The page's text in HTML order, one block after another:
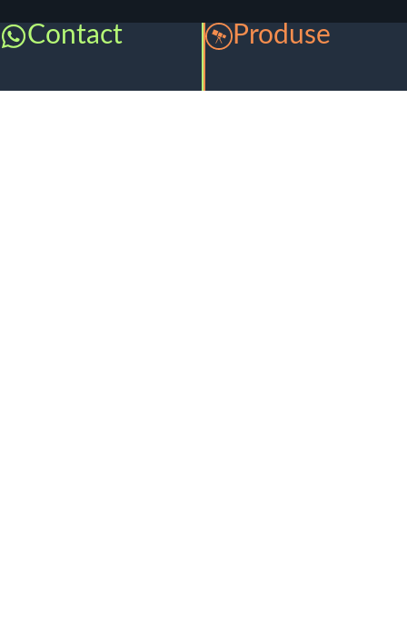
Contact Produse